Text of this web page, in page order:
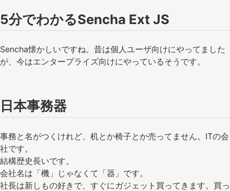
5分でわかるSencha Ext JS
Sencha懐かしいですね。昔は個人ユーザ向けにやってました
が、今はエンタープライズ向けにやっているそうです。
日本事務器
事務と名がつくけれど、机とか椅子とか売ってません。ITの会
社です。
結構歴史長いです。
会社名は「機」じゃなくて「器」です。
社長は新しもの好きで、すぐにガジェット買ってきます。買っ